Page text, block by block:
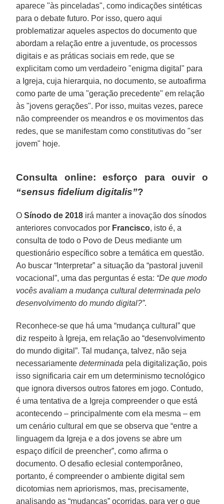
aparece "às pinceladas", como indicações sintéticas
para o debate futuro. Por isso, quero aqui
problematizar aqueles aspectos do documento que
abordam a relação entre a juventude, os processos
digitais e as práticas sociais em rede, que se
explicitam como um verdadeiro "enigma digital" para
a Igreja, cuja hierarquia, no documento, se autoafirma
como parte de uma "geração precedente" em relação
às "jovens gerações". Por isso, muitas vezes, parece
não compreender os meandros e os movimentos das
redes, que se manifestam como constitutivas do "ser
jovem" hoje.
Consulta online: esforço para ouvir o
“sensus fidelium digitalis”?
OSínodo de 2018 irá manter a inovação dos sínodos
anteriores convocados por Francisco, isto é, a
consulta de todo o Povo de Deus mediante um
questionário específico sobre a temática em questão.
Ao buscar “Interpretar” a situação da “pastoral juvenil
vocacional”, uma das perguntas é esta: “De que modo
vocês avaliam a mudança cultural determinada pelo
desenvolvimento do mundo digital?”.
Reconhece-se que há uma “mudança cultural” que
diz respeito à Igreja, em relação ao “desenvolvimento
do mundo digital”. Tal mudança, talvez, não seja
necessariamentedeterminada pela digitalização, pois
isso significaria cair em um determinismo tecnológico
que ignora diversos outros fatores em jogo. Contudo,
é uma tentativa de a Igreja compreender o que está
acontecendo – principalmente com ela mesma – em
um cenário cultural em que se observa que “entre a
linguagem da Igreja e a dos jovens se abre um
espaço difícil de preencher”, como afirma o
documento. O desafio eclesial contemporâneo,
portanto, é compreender o ambiente digital sem
dicotomias nem apriorismos, mas, precisamente,
analisando as “mudanças” ocorridas, para ver o que